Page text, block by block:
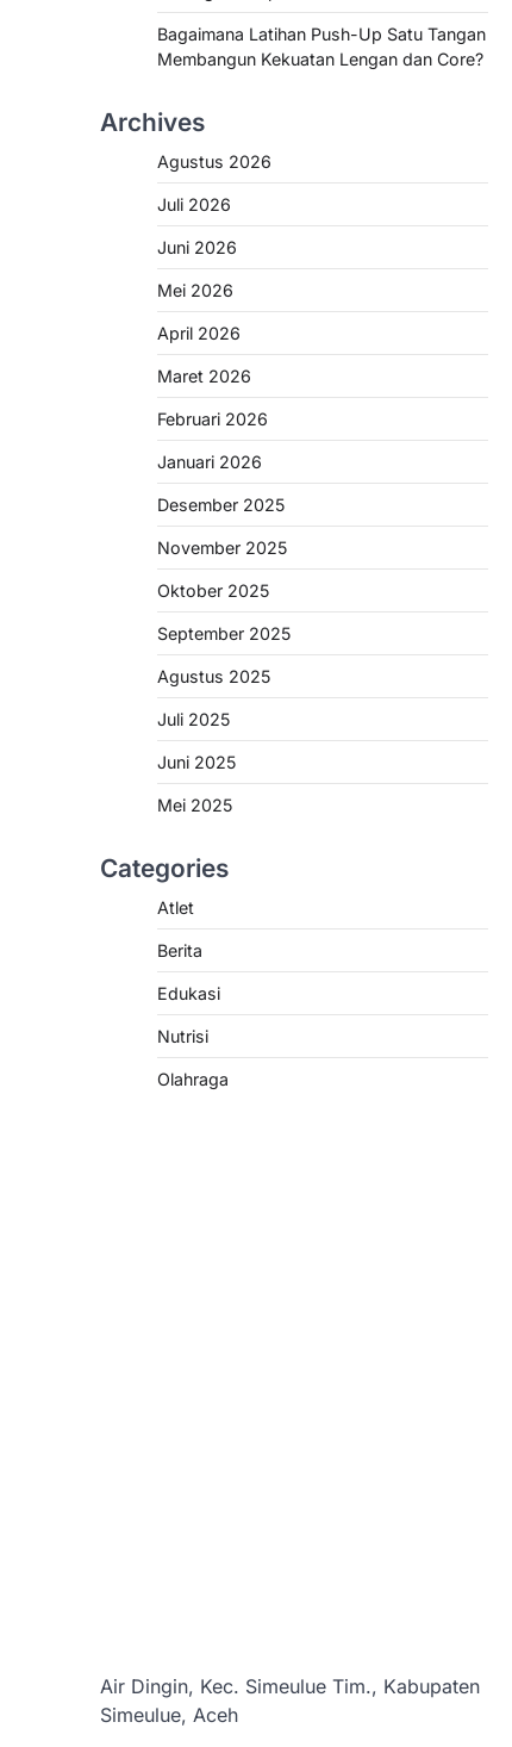
Bagaimana Latihan Push-Up Satu Tangan
Membangun Kekuatan Lengan dan Core?
Archives
Agustus 2026
Juli 2026
Juni 2026
Mei 2026
April 2026
Maret 2026
Februari 2026
Januari 2026
Desember 2025
November 2025
Oktober 2025
September 2025
Agustus 2025
Juli 2025
Juni 2025
Mei 2025
Categories
Atlet
Berita
Edukasi
Nutrisi
Olahraga
Air Dingin, Kec. Simeulue Tim., Kabupaten
Simeulue, Aceh